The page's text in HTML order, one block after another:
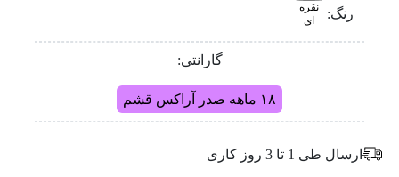
رنگ:
نقره
ای
گارانتی:
۱۸ ماهه صدر آراکس قشم
ارسال طی 1 تا 3 روز کاری